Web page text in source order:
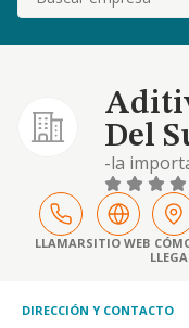
Del
-la
mayor y
de
LLAMARSITIO WEB
DIRECCIÓN Y CONTACTO